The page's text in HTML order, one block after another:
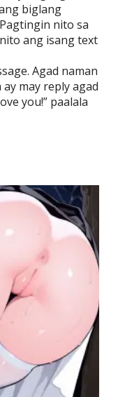
biglang
nito sa
ang isang text
Agad naman
may reply agad
you!” paalala